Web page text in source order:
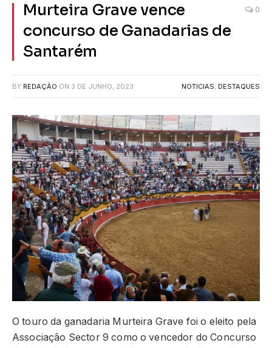
Murteira Grave vence
concurso de Ganadarias de
Santarém
0
BY REDAÇÃO ON 3 DE JUNHO, 2023 NOTICIAS, DESTAQUES
O touro da ganadaria Murteira Grave foi o eleito pela
Associação Sector 9 como o vencedor do Concurso